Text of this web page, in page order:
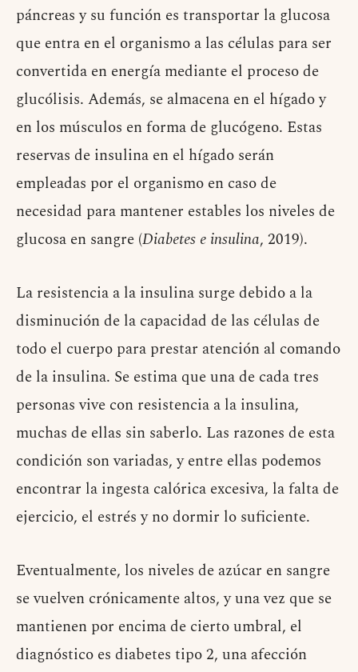
páncreas y su función es transportar la glucosa
que entra en el organismo a las células para ser
convertida en energía mediante el proceso de
glucólisis. Además, se almacena en el hígado y
en los músculos en forma de glucógeno. Estas
reservas de insulina en el hígado serán
empleadas por el organismo en caso de
necesidad para mantener estables los niveles de
glucosa en sangre (Diabetes e insulina, 2019).
La resistencia a la insulina surge debido a la
disminución de la capacidad de las células de
todo el cuerpo para prestar atención al comando
de la insulina. Se estima que una de cada tres
personas vive con resistencia a la insulina,
muchas de ellas sin saberlo. Las razones de esta
condición son variadas, y entre ellas podemos
encontrar la ingesta calórica excesiva, la falta de
ejercicio, el estrés y no dormir lo suficiente.
Eventualmente, los niveles de azúcar en sangre
se vuelven crónicamente altos, y una vez que se
mantienen por encima de cierto umbral, el
diagnóstico es diabetes tipo 2, una afección